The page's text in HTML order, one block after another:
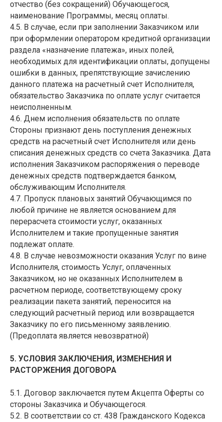
отчество (без сокращений) Обучающегося,
наименование Программы, месяц оплаты.
4.5. В случае, если при заполнении Заказчиком или
при оформлении оператором кредитной организации
раздела «назначение платежа», иных полей,
необходимых для идентификации оплаты, допущены
ошибки в данных, препятствующие зачислению
данного платежа на расчетный счет Исполнителя,
обязательство Заказчика по оплате услуг считается
неисполненным.
4.6. Днем исполнения обязательств по оплате
Стороны признают день поступления денежных
средств на расчетный счет Исполнителя или день
списания денежных средств со счета Заказчика. Дата
исполнения Заказчиком распоряжения о переводе
денежных средств подтверждается банком,
обслуживающим Исполнителя.
4.7. Пропуск плановых занятий Обучающимся по
любой причине не является основанием для
перерасчета стоимости услуг, оказанных
Исполнителем и такие пропущенные занятия
подлежат оплате.
4.8. В случае невозможности оказания Услуг по вине
Исполнителя, стоимость Услуг, оплаченных
Заказчиком, но не оказанных Исполнителем в
расчетном периоде, соответствующему сроку
реализации пакета занятий, переносится на
следующий расчетный период или возвращается
Заказчику по его письменному заявлению.
(Предоплата является невозвратной)
5. УСЛОВИЯ ЗАКЛЮЧЕНИЯ, ИЗМЕНЕНИЯ И
РАСТОРЖЕНИЯ ДОГОВОРА
5.1. Договор заключается путем Акцепта Оферты со
стороны Заказчика и Обучающегося.
5.2. В соответствии со ст. 438 Гражданского Кодекса